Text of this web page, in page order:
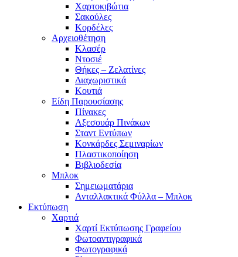
Χαρτοκιβώτια
Σακούλες
Κορδέλες
Αρχειοθέτηση
Κλασέρ
Ντοσιέ
Θήκες – Ζελατίνες
Διαχωριστικά
Κουτιά
Είδη Παρουσίασης
Πίνακες
Αξεσουάρ Πινάκων
Σταντ Εντύπων
Κονκάρδες Σεμιναρίων
Πλαστικοποίηση
Βιβλιοδεσία
Μπλοκ
Σημειωματάρια
Ανταλλακτικά Φύλλα – Μπλοκ
Εκτύπωση
Χαρτιά
Χαρτί Εκτύπωσης Γραφείου
Φωτοαντιγραφικά
Φωτογραφικά